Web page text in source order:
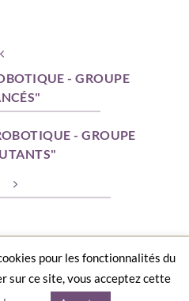
- GROUPE
- GROUPE
LA CHARTE D’UN FABLAB
LÉGALES
de NîmesparLes Incroyables
pour les fonctionnalités du
sur ce site, vous acceptez cette